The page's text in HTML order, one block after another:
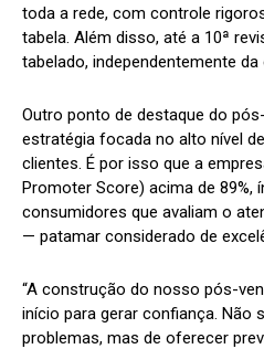
toda a rede, com controle
tabela. Além disso, até a 10ª
tabelado, independentemente
Outro ponto de destaque do
estratégia focada no alto nível
clientes. É por isso que a
Promoter Score) acima de 89%,
consumidores que avaliam o
— patamar considerado de
“A construção do nosso pós-
início para gerar confiança. Não
problemas, mas de oferecer